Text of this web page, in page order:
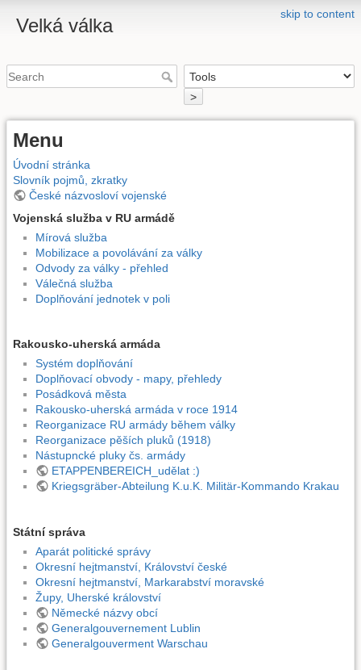
skip to content
Velká válka
>
Menu
Úvodní stránka
Slovník pojmů, zkratky
České názvosloví vojenské
Vojenská služba v RU armádě
Mírová služba
Mobilizace a povolávání za války
Odvody za války - přehled
Válečná služba
Doplňování jednotek v poli
Rakousko-uherská armáda
Systém doplňování
Doplňovací obvody - mapy, přehledy
Posádková města
Rakousko-uherská armáda v roce 1914
Reorganizace RU armády během války
Reorganizace pěších pluků (1918)
Nástupncké pluky čs. armády
ETAPPENBEREICH_udělat :)
Kriegsgräber-Abteilung K.u.K. Militär-Kommando Krakau
Státní správa
Aparát politické správy
Okresní hejtmanství, Království české
Okresní hejtmanství, Markarabství moravské
Župy, Uherské království
Německé názvy obcí
Generalgouvernement Lublin
Generalgouverment Warschau